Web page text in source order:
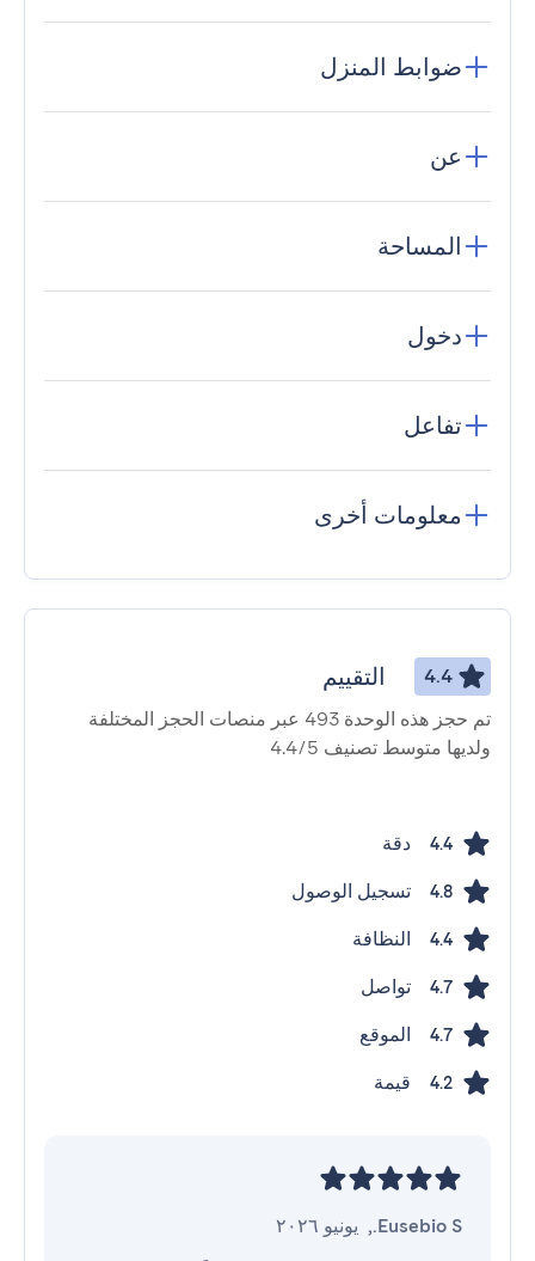
ضوابط المنزل
عن
المساحة
دخول
تفاعل
معلومات أخرى
4.4 التقييم
تم حجز هذه الوحدة 493 عبر منصات الحجز المختلفة
ولديها متوسط ​​تصنيف 4.4/5
4.4 دقة
4.8 تسجيل الوصول
4.4 النظافة
4.7 تواصل
4.7 الموقع
4.2 قيمة
Eusebio S.
, يونيو ٢٠٢٦